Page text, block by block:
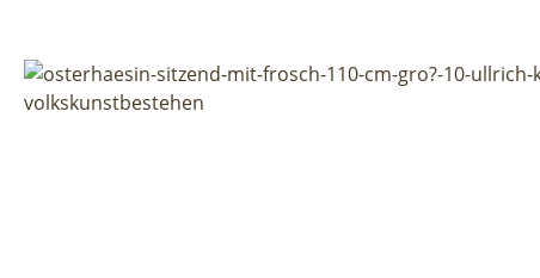
Bildergalerie überspringen